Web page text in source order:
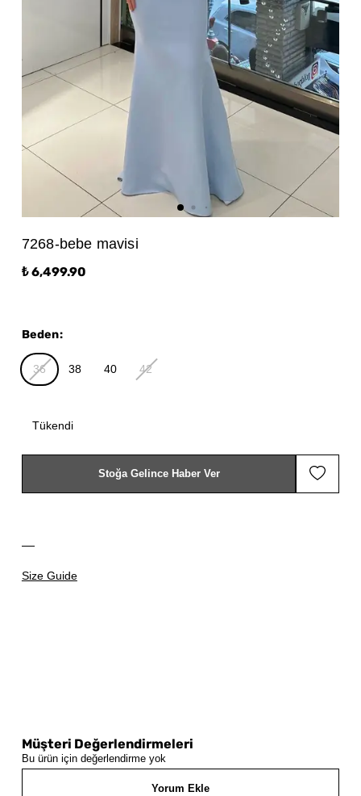
7268-bebe mavisi
₺ 6,499.90
Size Guide
Beden:
36 38 40 42
Tükendi
Stoğa Gelince Haber Ver
Müşteri Değerlendirmeleri
Bu ürün için değerlendirme yok
Yorum Ekle